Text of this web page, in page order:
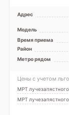
Адрес
Модель
Время приема
Район
Метро рядом
Цены с учетом
МРТ
МРТ